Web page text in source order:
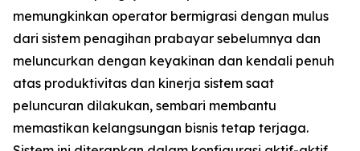
memungkinkan operator bermigrasi dengan mulus
dari sistem penagihan prabayar sebelumnya dan
meluncurkan dengan keyakinan dan kendali penuh
atas produktivitas dan kinerja sistem saat
peluncuran dilakukan, sembari membantu
memastikan kelangsungan bisnis tetap terjaga.